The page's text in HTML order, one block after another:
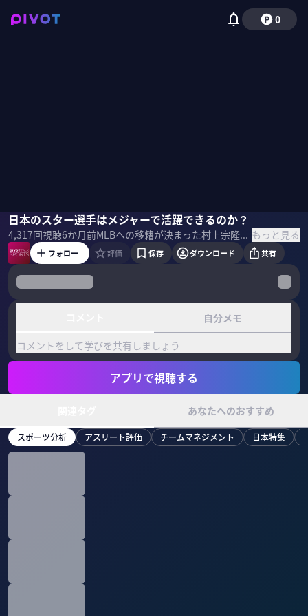
0
日本のスター選手はメジャーで活躍できるのか？
4,317回視聴6か月前 MLBへの移籍が決まった村上宗隆・岡本和真・今井達也。球団の思惑や期待される数値とは？現地取材の内容をもとに、MLB記者の山田結軌氏に話を聞いた。 ＜ゲスト＞ 山田結軌｜MLB記者 2007年産経新聞社入社。サンスポでプロ野球担当記者としてキャリアを積む。16年よりNYに駐在し、MLBの現場を取材。25年2月、18年間勤めた同社を退社し独立。MLB記者として米国を拠点に活動。 ＜MC＞ 西川典孝 NHKアナウンサー時代は、MLBや高校野球の実況を担当。DeNAファン。 ＜目次＞ もっと見る
山田結軌西川典孝
フォロー 評価 保存 ダウンロード 共有
自分メモ
コメントをして学びを共有しましょう
アプリで視聴する
あなたへのおすすめ
スポーツ分析 アスリート評価 チームマネジメント 日本特集